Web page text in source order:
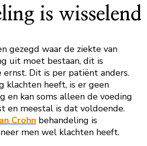
is wisselend
gezegd waar de ziekte van
uit moet bestaan, dit is
ernst. Dit is per patiënt anders.
klachten heeft, is er geen
en kan soms alleen de voeding
en meestal is dat voldoende.
Crohn behandeling is
men wel klachten heeft.